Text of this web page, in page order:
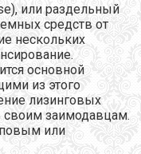
или раздельный
средств от
нескольких
основной
из этого
лизинговых
своим заимодавцам.
или